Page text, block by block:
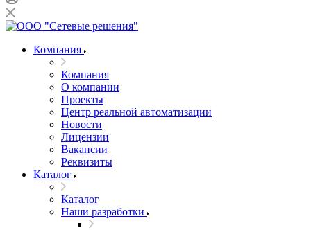
Компания
Компания
О компании
Проекты
Центр реальной автоматизации
Новости
Лицензии
Вакансии
Реквизиты
Каталог
Каталог
Наши разработки